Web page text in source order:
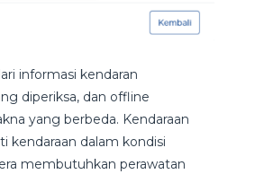
informasi kendaran
diperiksa, dan offline
yang berbeda. Kendaraan
kendaraan dalam kondisi
membutuhkan perawatan